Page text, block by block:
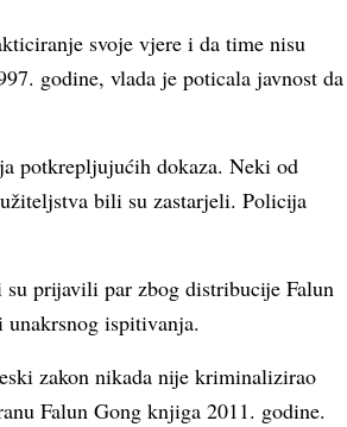
svoje vjere i da time nisu
godine, vlada je poticala javnost da
potkrepljujućih dokaza. Neki od
bili su zastarjeli. Policija
prijavili par zbog distribucije Falun
ispitivanja.
zakon nikada nije kriminalizirao
Falun Gong knjiga 2011. godine.